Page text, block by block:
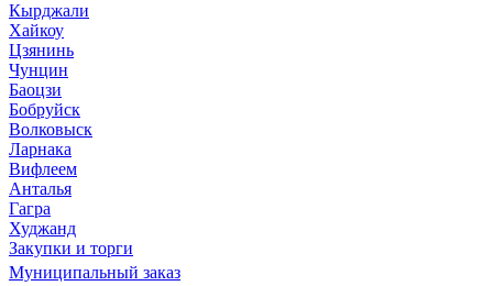
Кырджали
Хайкоу
Цзянинь
Чунцин
Баоцзи
Бобруйск
Волковыск
Ларнака
Вифлеем
Анталья
Гагра
Худжанд
Закупки и торги
Муниципальный заказ